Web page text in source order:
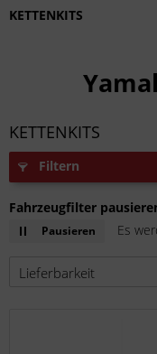
KETTENKITS
KETTENKITS
Filtern
Fahrzeugfilter
Pausieren Es